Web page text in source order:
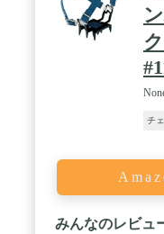
チ
みんなのレビュ